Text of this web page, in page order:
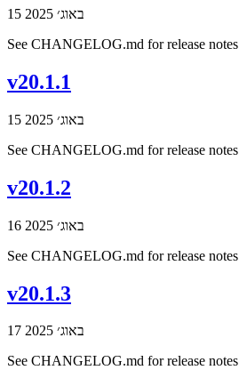
15 באוג׳ 2025
See CHANGELOG.md for release notes
v20.1.1
15 באוג׳ 2025
See CHANGELOG.md for release notes
v20.1.2
16 באוג׳ 2025
See CHANGELOG.md for release notes
v20.1.3
17 באוג׳ 2025
See CHANGELOG.md for release notes